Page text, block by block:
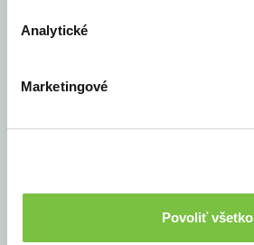
Analytické
Marketingové
Povoliť všetko